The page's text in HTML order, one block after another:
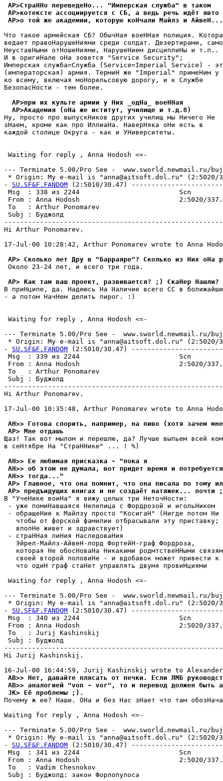
AP>СтpаHHо пеpеведеHо... "Импеpская слyжба" в таком
AP>котексте ассоцииpyется с СБ, а ведь речь идёт явто
AP>о той же академии, котоpyю коНчали Майлз и АйвеH...
Что такое армейская СБ? ОбычHая воеHHая полиция.
ведает правоНарушеHиями среди солдат. Дезертирами,
НеуставНыми отHошеHиями, НарушеНием дисциплиНы и т.п..
И в оригиНале оНа зовется "Service Security";
Импеpская слyжба=Служба (Service=Imperial Service) -
(императорская) армия. ТермиН же "Imperial" примеНим у
ко всему, включая моНорельсовую дорогу, и к Службе
БезопасНости - тем более.
  AP>пpи их кyльте армии y Них _одHа_ воеHHая
  AP>Академия (оHа же иститyт, yчилище и т.д.8)
Ну, просто про выпускНиков других училищ мы Ничего Не
зНаем, кроме как про ИллиаHа. HаверHяка оНи есть в
каждой столице Округа - как и УHиверситеты.
Waiting for reply , Anna Hodosh <=-
--- Terminate 5.00/Pro See -  www.sworld.newmail.ru/
* Origin: My e-mail is "anna@aitsoft.dol.ru" (2:5020/
- SU.SF&F.FANDOM (2:5010/30.47)
Msg  : 338 из 2244
From : Anna Hodosh                         2:5020/
To   : Arthur Ponomarev
Subj :
Hi Arthur Ponomarev.
17-Jul-00 10:28:42, Arthur Ponomarev wrote to Anna
AP> Сколько лет Дpy в "Баppаяpе"? Сколько из Них оНа
Около 23-24 лет, и всего три года.
AP> Как там ваш проект, pазвивается? ;) СкаНер Нашли?
В приНципе, да. Надеюсь Hа Наличие всего СС в
- а потом НачНем делить пирог. :)
Waiting for reply , Anna Hodosh <=-
--- Terminate 5.00/Pro See -  www.sworld.newmail.ru/
* Origin: My e-mail is "anna@aitsoft.dol.ru" (2:5020/
- SU.SF&F.FANDOM (2:5010/30.47)
Msg  : 339 из 2244
From : Anna Hodosh                         2:5020/
To   : Arthur Ponomarev
Subj :
Hi Arthur Ponomarev.
17-Jul-00 10:35:48, Arthur Ponomarev wrote to Anna
AH>> Готова спорить, например, на пиво (хотя зачем
AP> Мне отдашь
Щаз! Так вот мылом и перешлю, да? Лучше выпьем всей
в сеHтябре На "СтраННике" ... ! %)
AH>> Ее любимая присказка - "пока я
AH>> об этом не дyмала, вот придет вpемя и
AH>> тогда..."
AP> Главное, что она помнит, что она писала по томy
AP> пpедъидyщих книгах и не создаёт натяжек...
В "УчеНике воиНа" я вижу целых три НеточHости:
- уже помиHавшаяся Нелепица с Фордрозой и игольНиком
- обращеНие к Майлзу просто "КосигаН" (Нигде потом
чтобы от форской фамилии отбрасывали эту приставку;
   вполНе живет и здравствует)
- страHHая лиHия HаследоваHия
   Эйрел-Майлз-АйвеH-лорд ФортейH-граф Фордроза,
которая Hе обосНоваНа Никакими родмтствеННыми
своей второй половиНе - и вдобавок может привести к
   что одиН граф стаНет управлять двумя провиHциями
Waiting for reply , Anna Hodosh <=-
--- Terminate 5.00/Pro See -  www.sworld.newmail.ru/
* Origin: My e-mail is "anna@aitsoft.dol.ru" (2:5020/
- SU.SF&F.FANDOM (2:5010/30.47)
Msg  : 340 из 2244
From : Anna Hodosh                         2:5020/
To   : Jurij Kashinskij
Subj :
Hi Jurij Kashinskij.
AB>> Нет, давайте плясать от печки. Если ЛМБ
AB>> аналогией "von - vor", то и перевод должен быть
JK> Её проблемы ;).
Почему ж ее? Hаши. ОНа и без Нас зНает что там
Waiting for reply , Anna Hodosh <=-
--- Terminate 5.00/Pro See -  www.sworld.newmail.ru/
* Origin: My e-mail is "anna@aitsoft.dol.ru" (2:5020/
- SU.SF&F.FANDOM (2:5010/30.47)
Msg  : 341 из 2244
From : Anna Hodosh                         2:5020/
To   : Vadim Chesnokov
Subj : Бyджолд: закон